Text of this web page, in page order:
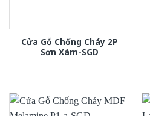
Cửa Gỗ Chống Cháy 2P
Sơn Xám-SGD